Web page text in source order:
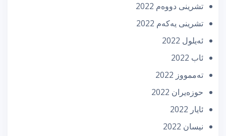
تشرینی دووه‌م 2022
تشرینی یه‌كه‌م 2022
ئه‌یلول 2022
ئاب 2022
تەممووز 2022
حوزه‌یران 2022
ئایار 2022
نیسان 2022